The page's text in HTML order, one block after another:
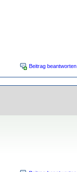
Beitrag beantworten